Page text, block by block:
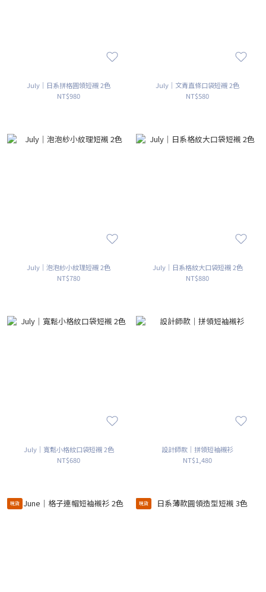
July｜日系拼格圓領短襯 2色
NT$980
July｜文青直條口袋短襯 2色
NT$580
July｜泡泡紗小紋理短襯 2色
NT$780
July｜日系格紋大口袋短襯 2色
NT$880
July｜寬鬆小格紋口袋短襯 2色
NT$680
設計師款｜拼領短袖襯衫
NT$1,480
現貨 現貨